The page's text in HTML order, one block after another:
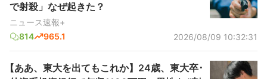
で射殺」なぜ起きた？
ニュース速報+
814
965.1 2026/08/09 10:32:31
【ああ、東大を出てもこれか】24歳、東大卒･